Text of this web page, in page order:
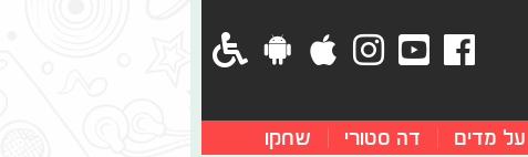
על מדים דה סטורי שחקו